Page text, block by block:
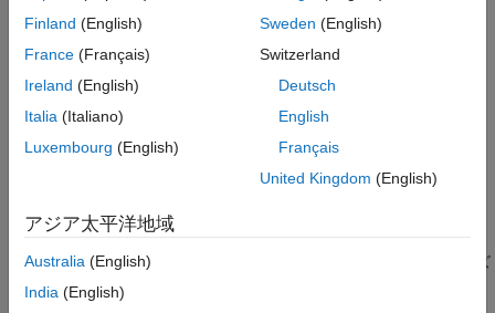
説明
シンボリック スカラー変数
var1～varN
を作成します。各変数はスペースで区切ります。こ
の構文は、var1 ... varN の以前の定義をすべて消去します。
symsvar1 ... varN [n1 ... nM]は、シンボリック スカラー変
数var1 ... varN
の配列を作成します。ここで、各配列のサイズ
は n1x...x
Finland (English)
France (Français)
Ireland (English)
Italia (Italiano)
Luxembourg (English)
Sweden (English)
Switzerland
Deutsch
English
Français
United Kingdom (English)
アジア太平洋地域
Australia (English)
India (English)